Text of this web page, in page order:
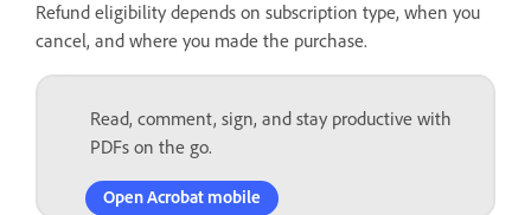
Refund eligibility depends on subscription type, when you
cancel, and where you made the purchase.
Read, comment, sign, and stay productive with
PDFs on the go.
Open Acrobat mobile